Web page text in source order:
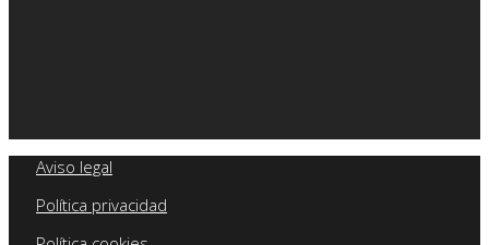
Aviso legal
Política privacidad